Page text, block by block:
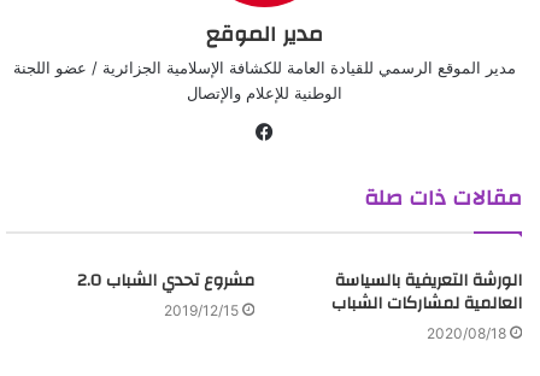
عبر عن ردة فعلك
مدير الموقع
مدير الموقع الرسمي للقيادة العامة للكشافة الإسلامية الجزائرية / عضو اللجنة
الوطنية للإعلام والإتصال
ك
مقالات ذات صلة
الورشة التعريفية بالسياسة
العالمية لمشاركات الشباب
2020/08/18
مشروع تحدي الشباب 2.0
2019/12/15